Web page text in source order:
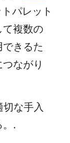
パレット
複数の
きるた
ながり
な手入
。.